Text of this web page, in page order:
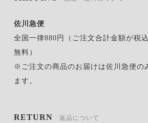
佐川急便
全国一律880円（ご注文合計金額が税
無料）
※ご注文の商品のお届けは佐川急便の
ます。
RETURN 返品について